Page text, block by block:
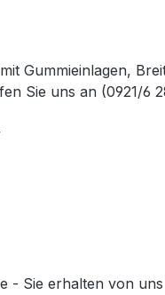
Gummieinlagen,
Sie uns an (0921/6
- Sie erhalten von